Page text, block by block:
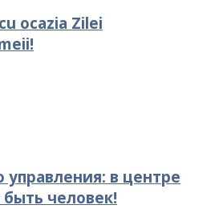
ocazia Zilei
в центре
человек!